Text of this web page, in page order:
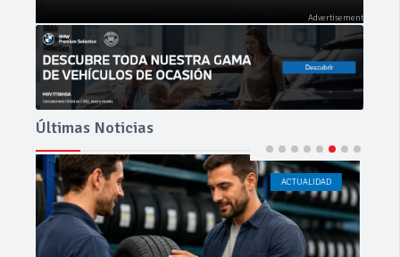
Últimas Noticias
ACTUALIDAD CÁDIZ